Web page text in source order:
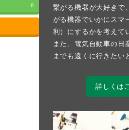
0
繋がる機器が大好きで
がる機器でいかにスマ
利）にするかを考えて
また、電気自動車の日
までも遠くに行きたい
詳しくは